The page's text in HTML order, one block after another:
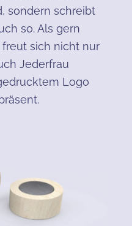
sondern schreibt
so. Als gern
freut sich nicht nur
Jederfrau
Logo